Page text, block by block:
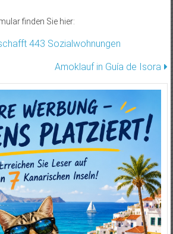
finden Sie hier:
443 Sozialwohnungen
Amoklauf in Guía de Isora